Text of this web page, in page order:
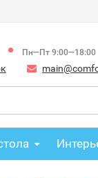
Пн—Пт 9:00—18:00